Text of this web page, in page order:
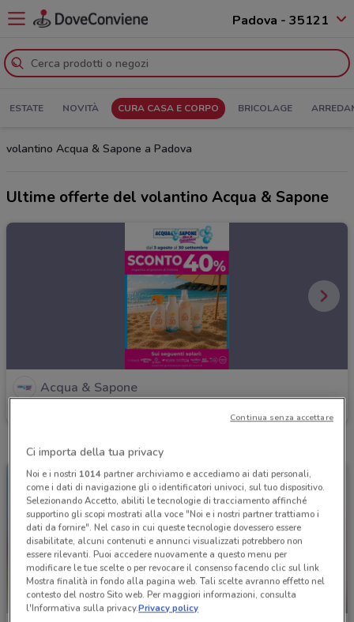
Padova - 35121
ESTATE NOVITÀ CURA CASA E CORPO BRICOLAGE
volantino Acqua & Sapone a Padova
Ultime offerte del volantino Acqua & Sapone
Acqua & Sapone
Ci importa della tua privacy
Noi e i nostri 1014partner archiviamo e accediamo ai dati personali,
come i dati di navigazione gli o identificatori univoci, sul tuo dispositivo.
Selezionando Accetto, abiliti le tecnologie di tracciamento affinché
supportino gli scopi mostrati alla voce "Noi e i nostri partner trattiamo i
dati da fornire". Nel caso in cui queste tecnologie dovessero essere
disabilitate, alcuni contenuti e annunci visualizzati potrebbero non
essere rilevanti. Puoi accedere nuovamente a questo menu per
modificare le tue scelte o per revocare il consenso facendo clic sul link
Mostra finalità in fondo alla pagina web. Tali scelte avranno effetto nel
contesto del nostro Sito web. Per maggiori informazioni, consulta
l'Informativa sulla privacy.Privacy policy
Continua senza accettare